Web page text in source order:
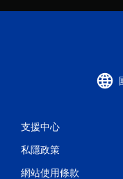
支援中心
私隱政策
網站使用條款